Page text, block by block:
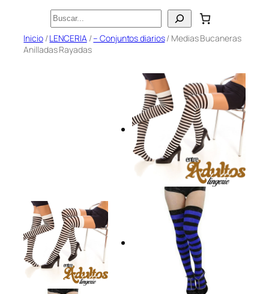
contenido
Buscar
Inicio/LENCERIA/– Conjuntos diarios/ Medias Bucaneras
Anilladas Rayadas